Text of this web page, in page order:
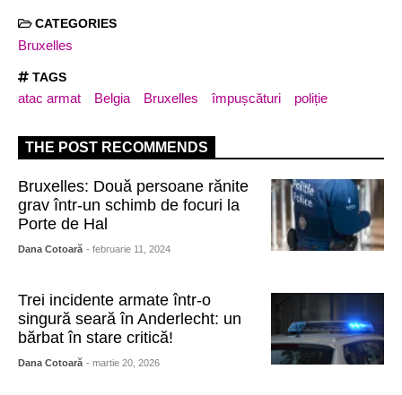
CATEGORIES
Bruxelles
TAGS
atac armat Belgia Bruxelles împușcături poliție
THE POST RECOMMENDS
Bruxelles: Două persoane rănite
grav într-un schimb de focuri la
Porte de Hal
Dana Cotoară - februarie 11, 2024
Trei incidente armate într-o
singură seară în Anderlecht: un
bărbat în stare critică!
Dana Cotoară - martie 20, 2026